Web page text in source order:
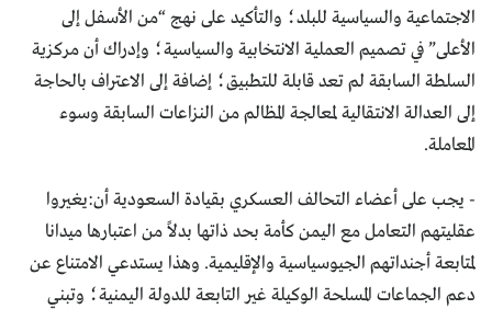
الاجتماعية والسياسية للبلد؛ والتأكيد على نهج “من الأسفل إلى
الأعلى” في تصميم العملية الانتخابية والسياسية؛ وإدراك أن مركزية
السلطة السابقة لم تعد قابلة للتطبيق؛ إضافة إلى الاعتراف بالحاجة
إلى العدالة الانتقالية لمعالجة المظالم من النزاعات السابقة وسوء
المعاملة.
- يجب على أعضاء التحالف العسكري بقيادة السعودية أن:يغيروا
عقليتهم التعامل مع اليمن كأمة بحد ذاتها بدلاً من اعتبارها ميدانا
لمتابعة أجنداتهم الجيوسياسية والإقليمية. وهذا يستدعي الامتناع عن
دعم الجماعات المسلحة الوكيلة غير التابعة للدولة اليمنية؛ وتبني